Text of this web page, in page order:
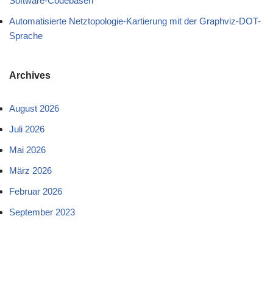
Automatisierte Netztopologie-Kartierung mit der Graphviz-DOT-
Sprache
Archives
August 2026
Juli 2026
Mai 2026
März 2026
Februar 2026
September 2023